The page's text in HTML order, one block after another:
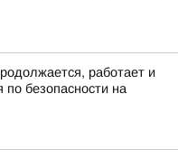
работает и
по безопасности на